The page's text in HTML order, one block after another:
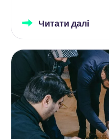
Читати далі